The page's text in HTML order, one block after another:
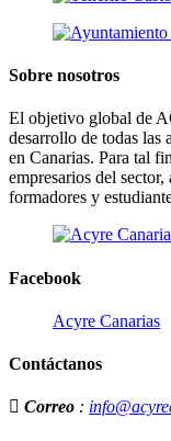
Sobre nosotros
El objetivo global de
desarrollo de todas las
en Canarias. Para tal
empresarios del
formadores y
Facebook
Acyre Canarias
Contáctanos
Correo :